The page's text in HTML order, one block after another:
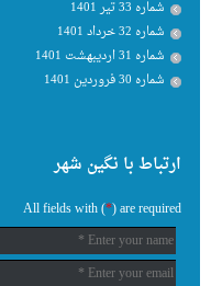
شماره 33 تیر 1401
شماره 32 خرداد 1401
شماره 31 اردیبهشت 1401
ارتباط با نگین شهر
All fields with (*) are required